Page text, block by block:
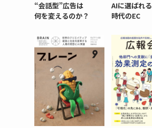
“会話型”広告は
何を変えるのか？
AIに選ばれる
時代のEC